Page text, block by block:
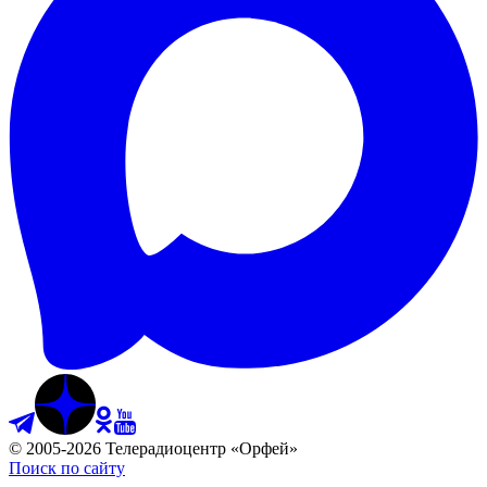
© 2005-2026 Телерадиоцентр «Орфей»
Поиск по сайту